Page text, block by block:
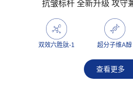
抗皱标杆 全新升级 攻守
双效六胜肽-1 超分子维A醇
查看更多